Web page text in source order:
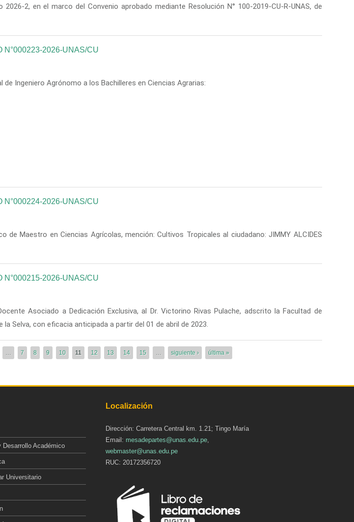
2, en el marco del Convenio aprobado mediante Resolución N° 100-2019-CU-R-UNAS, de
N°000223-2026-UNAS/CU
Ingeniero Agrónomo a los Bachilleres en Ciencias Agrarias:
N°000224-2026-UNAS/CU
de Maestro en Ciencias Agrícolas, mención: Cultivos Tropicales al ciudadano: JIMMY ALCIDES
N°000215-2026-UNAS/CU
Asociado a Dedicación Exclusiva, al Dr. Victorino Rivas Pulache, adscrito la Facultad de
Selva, con eficacia anticipada a partir del 01 de abril de 2023.
… 7 8 9 10 11 12 13 14 15 … siguiente › última »
Desarrollo Académico
Universitario
Localización
Dirección: Carretera Central km. 1.21; Tingo María
Email: mesadepartes@unas.edu.pe,
webmaster@unas.edu.pe
RUC: 20172356720